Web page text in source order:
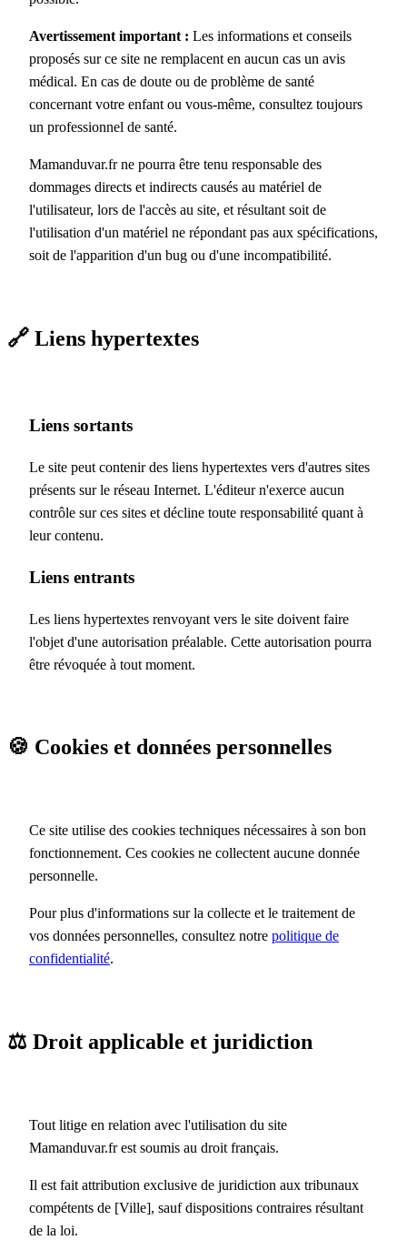
Avertissement important : Les informations et conseils
proposés sur ce site ne remplacent en aucun cas un avis
médical. En cas de doute ou de problème de santé
concernant votre enfant ou vous-même, consultez toujours
un professionnel de santé.
Mamanduvar.fr ne pourra être tenu responsable des
dommages directs et indirects causés au matériel de
l'utilisateur, lors de l'accès au site, et résultant soit de
l'utilisation d'un matériel ne répondant pas aux spécifications,
soit de l'apparition d'un bug ou d'une incompatibilité.
🔗 Liens hypertextes
Liens sortants
Le site peut contenir des liens hypertextes vers d'autres sites
présents sur le réseau Internet. L'éditeur n'exerce aucun
contrôle sur ces sites et décline toute responsabilité quant à
leur contenu.
Liens entrants
Les liens hypertextes renvoyant vers le site doivent faire
l'objet d'une autorisation préalable. Cette autorisation pourra
être révoquée à tout moment.
🍪 Cookies et données personnelles
Ce site utilise des cookies techniques nécessaires à son bon
fonctionnement. Ces cookies ne collectent aucune donnée
personnelle.
Pour plus d'informations sur la collecte et le traitement de
vos données personnelles, consultez notre politique de
confidentialité.
⚖️ Droit applicable et juridiction
Tout litige en relation avec l'utilisation du site
Mamanduvar.fr est soumis au droit français.
Il est fait attribution exclusive de juridiction aux tribunaux
compétents de [Ville], sauf dispositions contraires résultant
de la loi.